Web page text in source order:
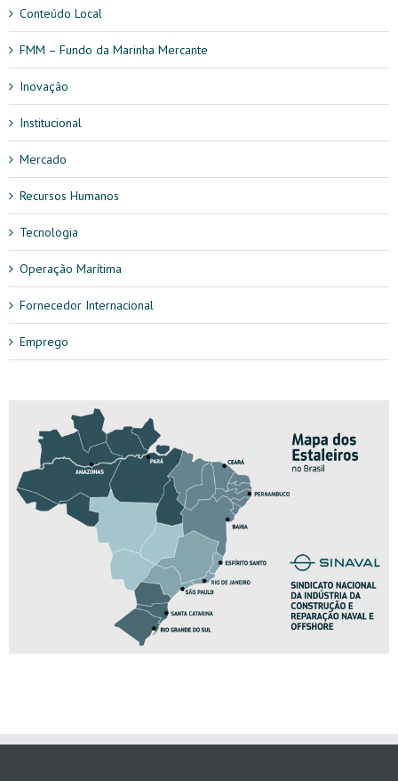
Conteúdo Local
FMM – Fundo da Marinha Mercante
Inovação
Institucional
Mercado
Recursos Humanos
Tecnologia
Operação Marítima
Fornecedor Internacional
Emprego